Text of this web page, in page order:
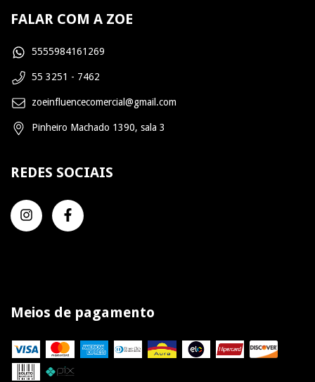
FALAR COM A ZOE
5555984161269
55 3251 - 7462
zoeinfluencecomercial@gmail.com
Pinheiro Machado 1390, sala 3
REDES SOCIAIS
Meios de pagamento